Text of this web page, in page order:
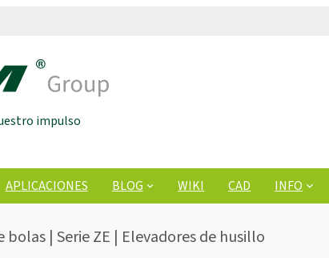
impulso
APLICACIONES BLOG WIKI CAD INFO
| Serie ZE | Elevadores de husillo